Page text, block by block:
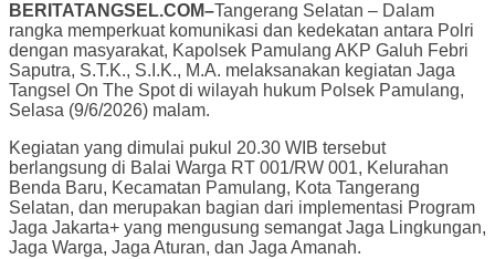
BERITATANGSEL.COM–Tangerang Selatan – Dalam
rangka memperkuat komunikasi dan kedekatan antara Polri
dengan masyarakat, Kapolsek Pamulang AKP Galuh Febri
Saputra, S.T.K., S.I.K., M.A. melaksanakan kegiatan Jaga
Tangsel On The Spot di wilayah hukum Polsek Pamulang,
Selasa (9/6/2026) malam.
Kegiatan yang dimulai pukul 20.30 WIB tersebut
berlangsung di Balai Warga RT 001/RW 001, Kelurahan
Benda Baru, Kecamatan Pamulang, Kota Tangerang
Selatan, dan merupakan bagian dari implementasi Program
Jaga Jakarta+ yang mengusung semangat Jaga Lingkungan,
Jaga Warga, Jaga Aturan, dan Jaga Amanah.